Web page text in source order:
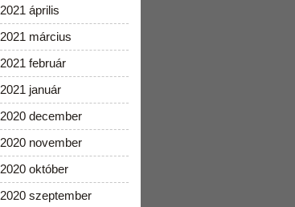
2021 április
2021 március
2021 február
2021 január
2020 december
2020 november
2020 október
2020 szeptember